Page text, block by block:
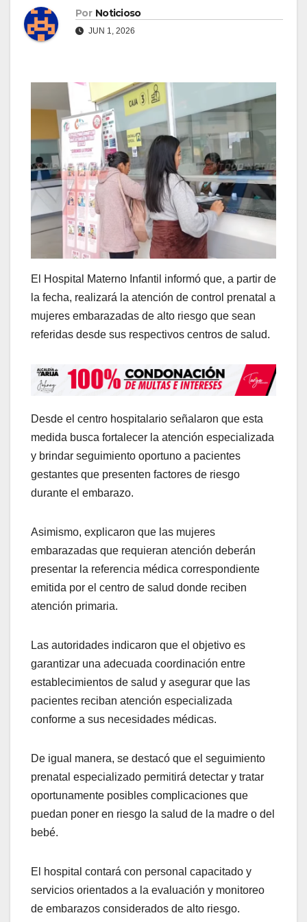
Por Noticioso
JUN 1, 2026
El Hospital Materno Infantil informó que, a partir de
la fecha, realizará la atención de control prenatal a
mujeres embarazadas de alto riesgo que sean
referidas desde sus respectivos centros de salud.
Desde el centro hospitalario señalaron que esta
medida busca fortalecer la atención especializada
y brindar seguimiento oportuno a pacientes
gestantes que presenten factores de riesgo
durante el embarazo.
Asimismo, explicaron que las mujeres
embarazadas que requieran atención deberán
presentar la referencia médica correspondiente
emitida por el centro de salud donde reciben
atención primaria.
Las autoridades indicaron que el objetivo es
garantizar una adecuada coordinación entre
establecimientos de salud y asegurar que las
pacientes reciban atención especializada
conforme a sus necesidades médicas.
De igual manera, se destacó que el seguimiento
prenatal especializado permitirá detectar y tratar
oportunamente posibles complicaciones que
puedan poner en riesgo la salud de la madre o del
bebé.
El hospital contará con personal capacitado y
servicios orientados a la evaluación y monitoreo
de embarazos considerados de alto riesgo.